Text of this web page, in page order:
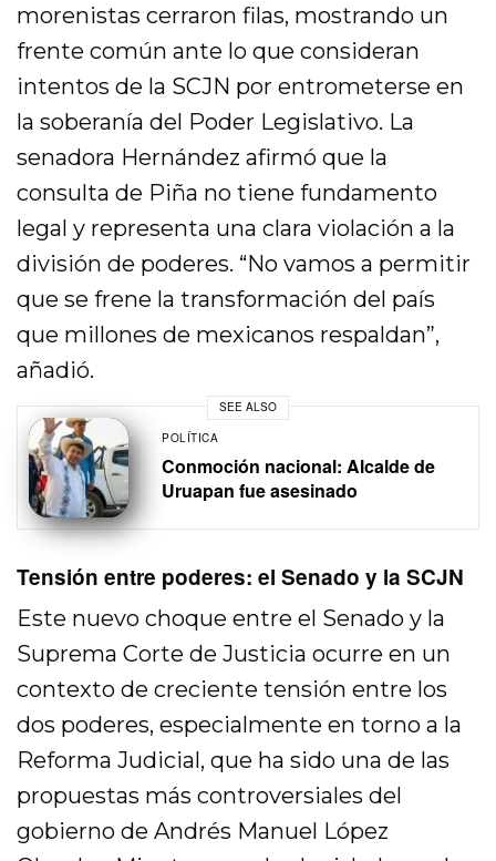
morenistas cerraron filas, mostrando un
frente común ante lo que consideran
intentos de la SCJN por entrometerse en
la soberanía del Poder Legislativo. La
senadora Hernández afirmó que la
consulta de Piña no tiene fundamento
legal y representa una clara violación a la
división de poderes. “No vamos a permitir
que se frene la transformación del país
que millones de mexicanos respaldan”,
añadió.
SEE ALSO
POLÍTICA
Conmoción nacional: Alcalde de
Uruapan fue asesinado
Tensión entre poderes: el Senado y la SCJN
Este nuevo choque entre el Senado y la
Suprema Corte de Justicia ocurre en un
contexto de creciente tensión entre los
dos poderes, especialmente en torno a la
Reforma Judicial, que ha sido una de las
propuestas más controversiales del
gobierno de Andrés Manuel López